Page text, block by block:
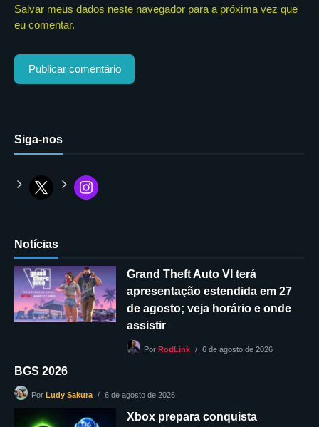
Salvar meus dados neste navegador para a próxima vez que
eu comentar.
Siga-nos
Notícias
Grand Theft Auto VI terá
apresentação estendida em 27
de agosto; veja horário e onde
assistir
Por RodLink 6 de agosto de 2026
BGS 2026
Por Ludy Sakura 6 de agosto de 2026
Xbox prepara conquista